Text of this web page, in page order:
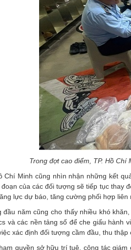
Trong đợt cao điểm, TP. Hồ
Chí Minh cũng nhìn nhận những kết
của các đối tượng sẽ tiếp tục thay
lực dự báo, tăng cường phối hợp
đầu năm cũng cho thấy nhiều khó
và các nền tảng số để che giấu hành
xác định đối tượng cầm đầu, thu
quyền sở hữu trí tuệ, công tác